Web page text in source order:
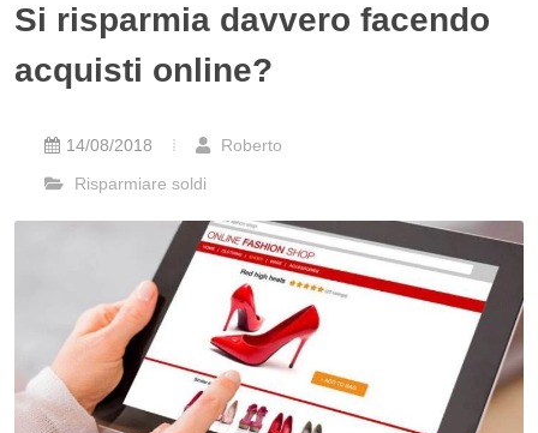
Si risparmia davvero facendo
acquisti online?
14/08/2018
Roberto
Risparmiare soldi